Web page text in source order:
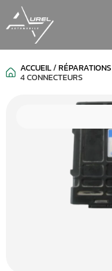
ACCUEIL/RÉPARATIONS
4 CONNECTEURS